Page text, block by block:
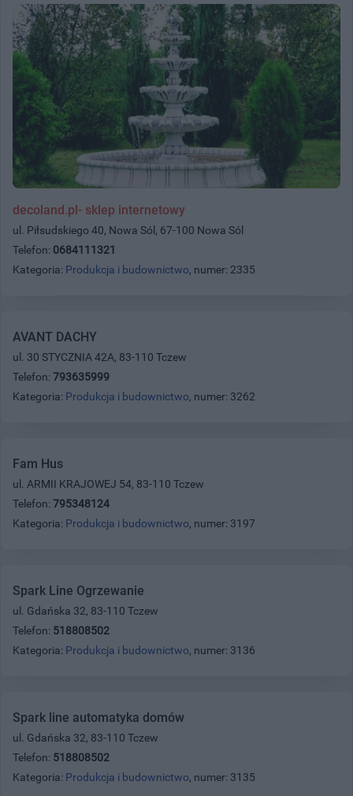
decoland.pl- sklep internetowy
ul. Piłsudskiego 40, Nowa Sól, 67-100 Nowa Sól
Telefon: 0684111321
Kategoria: Produkcja i budownictwo, numer: 2335
AVANT DACHY
ul. 30 STYCZNIA 42A, 83-110 Tczew
Telefon: 793635999
Kategoria: Produkcja i budownictwo, numer: 3262
Fam Hus
ul. ARMII KRAJOWEJ 54, 83-110 Tczew
Telefon: 795348124
Kategoria: Produkcja i budownictwo, numer: 3197
Spark Line Ogrzewanie
ul. Gdańska 32, 83-110 Tczew
Telefon: 518808502
Kategoria: Produkcja i budownictwo, numer: 3136
Spark line automatyka domów
ul. Gdańska 32, 83-110 Tczew
Telefon: 518808502
Kategoria: Produkcja i budownictwo, numer: 3135